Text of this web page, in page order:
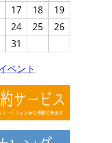
17 18
19
24 25
26
31
ベント